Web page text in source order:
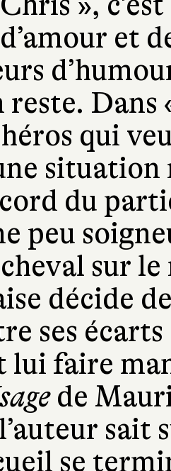
et
reste. Dans
qui
situation
du
peu
sur
décide
ses
lui faire
de
sait
se